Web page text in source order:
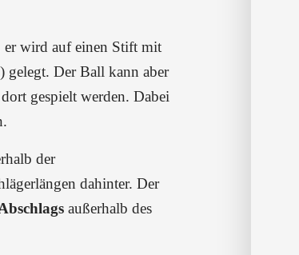
wird auf einen Stift mit
gelegt. Der Ball kann aber
gespielt werden. Dabei
der
dahinter. Der
außerhalb des